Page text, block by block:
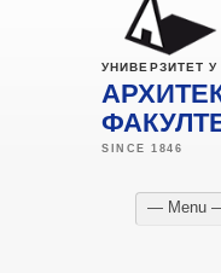
УНИВЕРЗИТЕТ
— Menu